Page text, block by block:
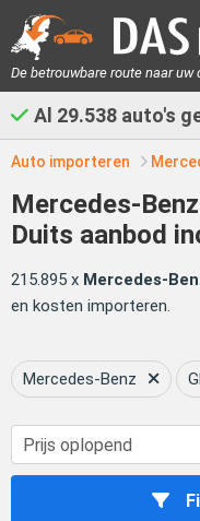
De betrouwbare route naar uw
Al 29.538 auto's
Auto importeren
Mercedes-
Duits aanbod
215.895 x Mercedes-
en kosten importeren.
Mercedes-Benz